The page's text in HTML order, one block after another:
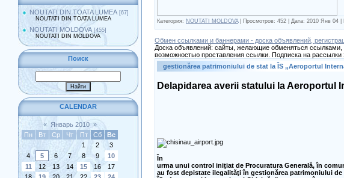
NOUTATI DIN TOATA LUMEA [67]
NOUTATI DIN TOATA LUMEA
NOUTATI MOLDOVA [455]
NOUTATI DIN MOLDOVA
Поиск
CALENDAR
« Январь 2010 »
Пн
Вт Ср Чт Пт Сб
Вс
1
2
3
4
5 6 7 8 9
10
11
12 13 14 15 16
17
Категория: NOUTATI MOLDOVA| Просмотров: 452 | Дата: 2010 Янв 04 |
Обмен ссылками и баннерами - доска объявлений,
Доска объявлений: сайты, желающие обменяться ссылками,
возможностью проставления ссылки. Подписка на рассылки
gestionărea patrimoniului de stat la ÎS „Aeroportul
Delapidarea averii statului la Aeroportul
În
urma unui control iniţiat de Procuratura Generală, în
au fost depistate ilegalităţi în gestionărea patrimoniului de